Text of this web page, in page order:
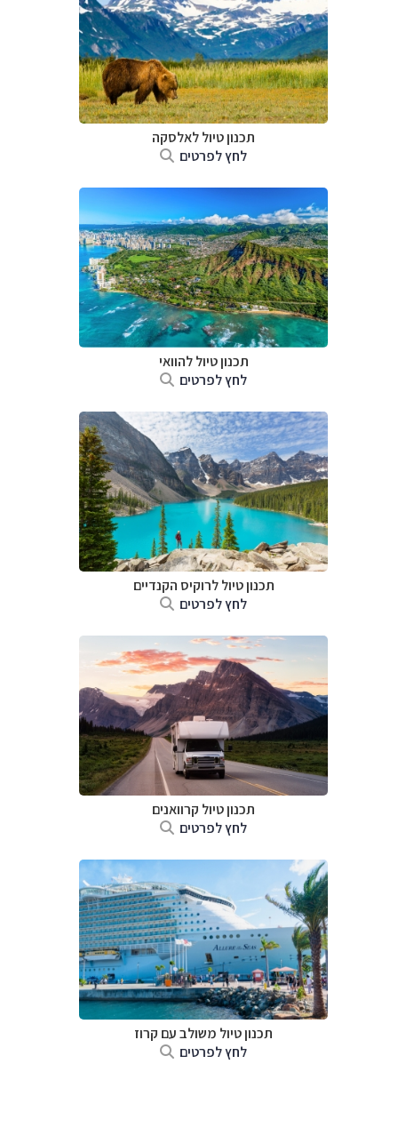
תכנון טיול לאלסקה
לחץ לפרטים
תכנון טיול להוואי
לחץ לפרטים
תכנון טיול לרוקיס הקנדיים
לחץ לפרטים
תכנון טיול קרוואנים
לחץ לפרטים
תכנון טיול משולב עם קרוז
לחץ לפרטים